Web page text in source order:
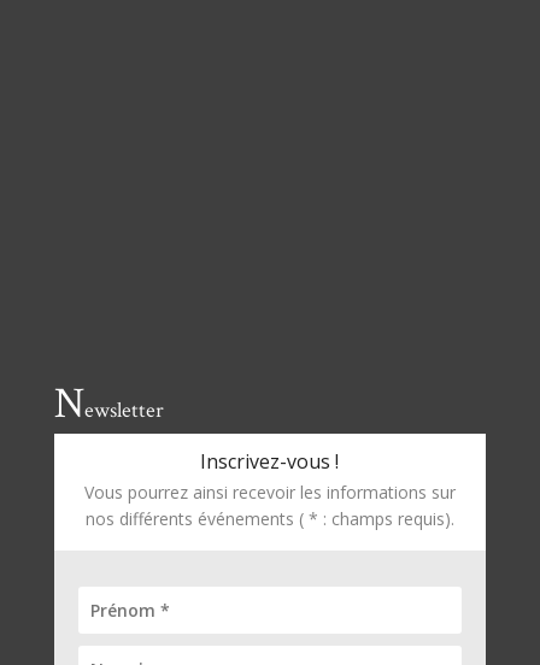
Newsletter
Inscrivez-vous !
Vous pourrez ainsi recevoir les informations sur
nos différents événements ( * : champs requis).